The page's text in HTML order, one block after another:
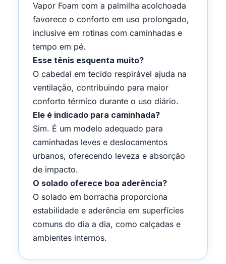
Vapor Foam com a palmilha acolchoada
favorece o conforto em uso prolongado,
inclusive em rotinas com caminhadas e
tempo em pé.
Esse tênis esquenta muito?
O cabedal em tecido respirável ajuda na
ventilação, contribuindo para maior
conforto térmico durante o uso diário.
Ele é indicado para caminhada?
Sim. É um modelo adequado para
caminhadas leves e deslocamentos
urbanos, oferecendo leveza e absorção
de impacto.
O solado oferece boa aderência?
O solado em borracha proporciona
estabilidade e aderência em superfícies
comuns do dia a dia, como calçadas e
ambientes internos.